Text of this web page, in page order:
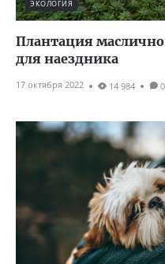
ЭКОЛОГИЯ
Плантация
для наездника
17 октября 2022 14 984 0